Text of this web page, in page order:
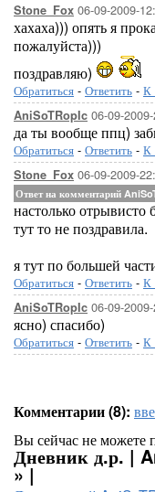
Stone_Fox 06-09-2009-
хахаха))) опять я
пожалуйста)))
поздравляю)
Обратиться - Ответить - К
AniSoTRopIc 06-09-
да ты вообще ппц)
Обратиться - Ответить - К
Stone_Fox 06-09-2009-
Ответ на комментарий
настолько
тут то не поздравила.
я тут по большей
Обратиться - Ответить - К
AniSoTRopIc 06-09-
ясно) спасибо)
Обратиться - Ответить - К
Комментарии (8):
Вы сейчас не можете
Дневник д.р. |
» |